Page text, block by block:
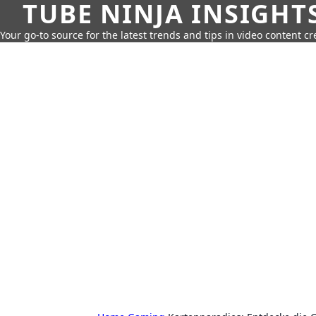
TUBE NINJA
Your go-to source for the latest trends and tips in video content